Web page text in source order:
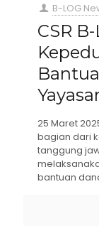
B-LOG
CSR
25 Maret
bagian dari
tanggung
bantuan